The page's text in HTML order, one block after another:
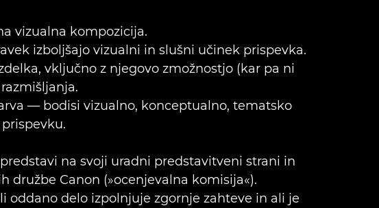
vizualna kompozicija.
izboljšajo vizualni in slušni učinek prispevka.
vključno z njegovo zmožnostjo (kar pa ni
— bodisi vizualno, konceptualno, tematsko
na svoji uradni predstavitveni strani in
Canon (»ocenjevalna komisija«).
oddano delo izpolnjuje zgornje zahteve in ali je